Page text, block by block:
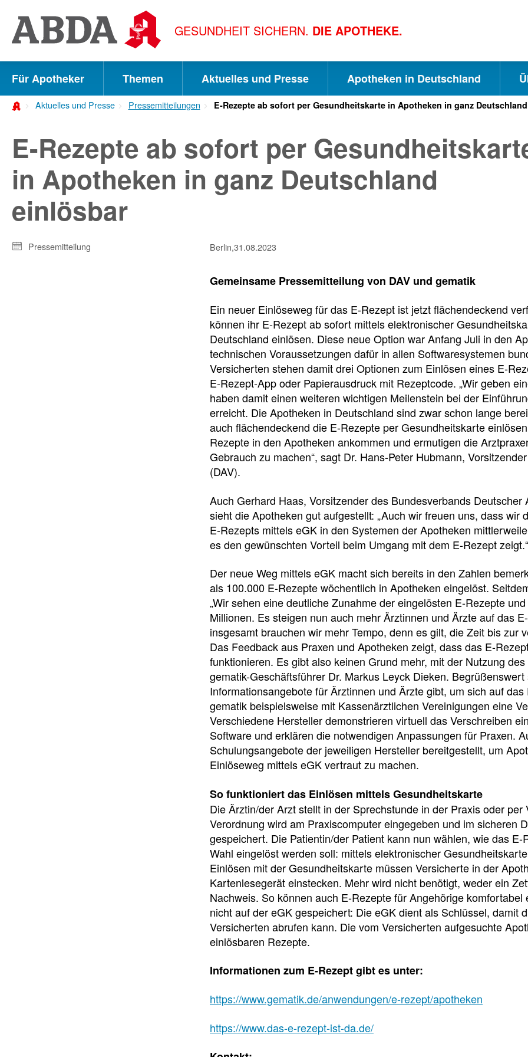
direkt
zu:
zur
Hauptnavigation
zur
zum
Inhalt
zur
Suche
GESUNDHEIT SICHERN. DIE APOTHEKE.
Für Apotheker Themen Aktuelles und Presse Apotheken in Deutschland
Aktuelles und Presse Pressemitteilungen E-Rezepte ab sofort per Gesundheitskarte in Apotheken in ganz
E-Rezepte ab sofort per
in Apotheken in ganz Deutschland
einlösbar
Pressemitteilung Berlin,31.08.2023
Gemeinsame Pressemitteilung von DAV und gematik
Ein neuer Einlöseweg für das E-Rezept ist jetzt flächendeckend
können ihr E-Rezept ab sofort mittels elektronischer
Deutschland einlösen. Diese neue Option war Anfang Juli in den
technischen Voraussetzungen dafür in allen Softwaresystemen
Versicherten stehen damit drei Optionen zum Einlösen eines E-
E-Rezept-App oder Papierausdruck mit Rezeptcode. „Wir geben
haben damit einen weiteren wichtigen Meilenstein bei der
erreicht. Die Apotheken in Deutschland sind zwar schon lange
auch flächendeckend die E-Rezepte per Gesundheitskarte
Rezepte in den Apotheken ankommen und ermutigen die
Gebrauch zu machen“, sagt Dr. Hans-Peter Hubmann,
(DAV).
Auch Gerhard Haas, Vorsitzender des Bundesverbands
sieht die Apotheken gut aufgestellt: „Auch wir freuen uns, dass wir
E-Rezepts mittels eGK in den Systemen der Apotheken
es den gewünschten Vorteil beim Umgang mit dem E-Rezept zeigt.“
Der neue Weg mittels eGK macht sich bereits in den Zahlen
als 100.000 E-Rezepte wöchentlich in Apotheken eingelöst.
„Wir sehen eine deutliche Zunahme der eingelösten E-Rezepte
Millionen. Es steigen nun auch mehr Ärztinnen und Ärzte auf das
insgesamt brauchen wir mehr Tempo, denn es gilt, die Zeit bis zur
Das Feedback aus Praxen und Apotheken zeigt, dass das E-
funktionieren. Es gibt also keinen Grund mehr, mit der Nutzung
gematik-Geschäftsführer Dr. Markus Leyck Dieken.
Informationsangebote für Ärztinnen und Ärzte gibt, um sich auf
gematik beispielsweise mit Kassenärztlichen Vereinigungen eine
Verschiedene Hersteller demonstrieren virtuell das Verschreiben
Software und erklären die notwendigen Anpassungen für Praxen.
Schulungsangebote der jeweiligen Hersteller bereitgestellt, um
Einlöseweg mittels eGK vertraut zu machen.
So funktioniert das Einlösen mittels Gesundheitskarte
Die Ärztin/der Arzt stellt in der Sprechstunde in der Praxis oder
Verordnung wird am Praxiscomputer eingegeben und im sicheren
gespeichert. Die Patientin/der Patient kann nun wählen, wie das
Wahl eingelöst werden soll: mittels elektronischer
Einlösen mit der Gesundheitskarte müssen Versicherte in der
Kartenlesegerät einstecken. Mehr wird nicht benötigt, weder ein
Nachweis. So können auch E-Rezepte für Angehörige
nicht auf der eGK gespeichert: Die eGK dient als Schlüssel, damit
Versicherten abrufen kann. Die vom Versicherten aufgesuchte
einlösbaren Rezepte.
Informationen zum E-Rezept gibt es unter:
https://www.gematik.de/anwendungen/e-rezept/apotheken
https://www.das-e-rezept-ist-da.de/
S
c
l
l
z
u
g
r
f
f
Tauchen
Sie
direkt
ein
Leitlinien
Leitlinien
und
Arbeitshilfen
der
Bundesapothekerkammer
Pharmazeutische
Dienstleistungen
Apothekenteams
können
sich
auf
Themenseiten
über
die
vereinbarten
die
informieren.
Berichtsbogen-
Formulare der
Meldung
von
unerwünschten
Qualitätsmängeln
AMK-
Nachrichten
Informationen
der
Institutionen,
Behörden
und
Arbeitsschutz
S
e
e
t
e
i
l
e
n
Pressedetail
S
u